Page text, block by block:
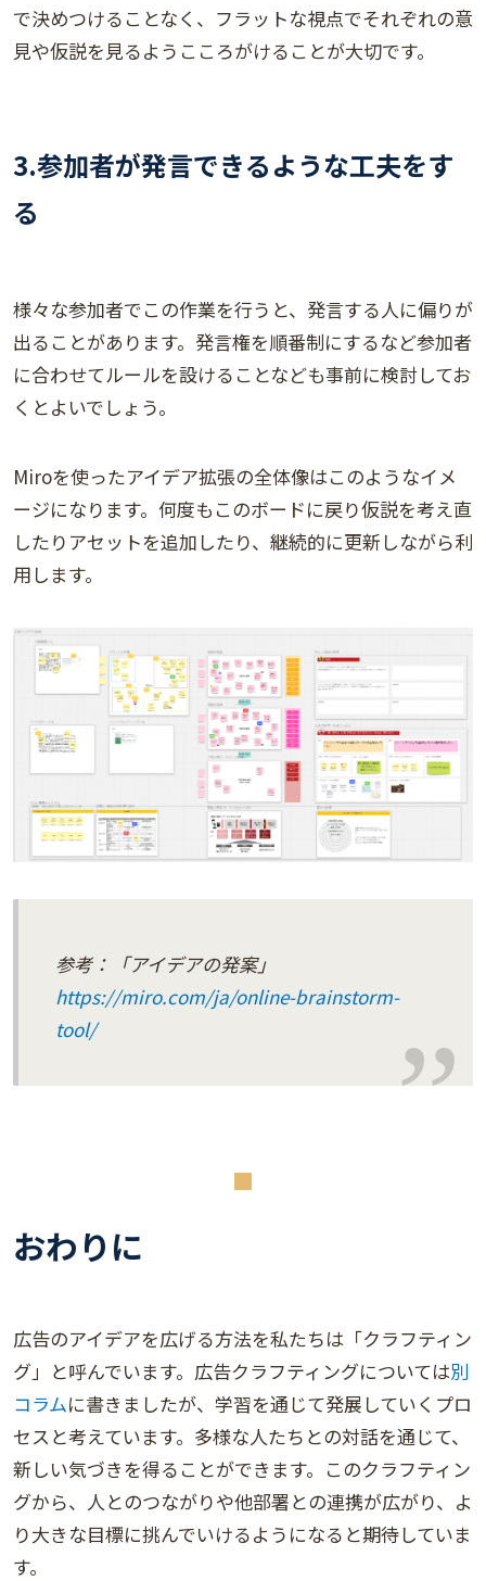
で決めつけることなく、フラットな視点でそれぞれの意
見や仮説を見るようこころがけることが大切です。
3.参加者が発言できるような工夫をす
る
様々な参加者でこの作業を行うと、発言する人に偏りが
出ることがあります。発言権を順番制にするなど参加者
に合わせてルールを設けることなども事前に検討してお
くとよいでしょう。
Miroを使ったアイデア拡張の全体像はこのようなイメ
ージになります。何度もこのボードに戻り仮説を考え直
したりアセットを追加したり、継続的に更新しながら利
用します。
参考：「アイデアの発案」
https://miro.com/ja/online-brainstorm-
tool/
おわりに
広告のアイデアを広げる方法を私たちは「クラフティン
グ」と呼んでいます。広告クラフティングについては別
コラムに書きましたが、学習を通じて発展していくプロ
セスと考えています。多様な人たちとの対話を通じて、
新しい気づきを得ることができます。このクラフティン
グから、人とのつながりや他部署との連携が広がり、よ
り大きな目標に挑んでいけるようになると期待していま
す。